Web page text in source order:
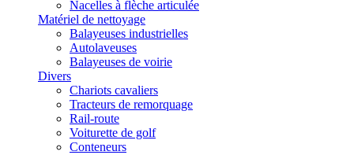
Nacelles à flèche articulée
Matériel de nettoyage
Balayeuses industrielles
Autolaveuses
Balayeuses de voirie
Divers
Chariots cavaliers
Tracteurs de remorquage
Rail-route
Voiturette de golf
Conteneurs